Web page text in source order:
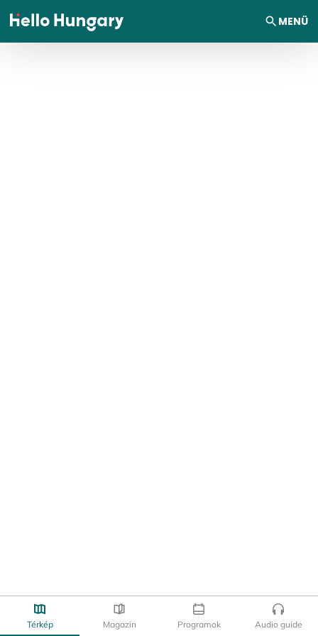
Ugrás a tartalomhoz MENÜ
Térkép Magazin Programok Audio guide